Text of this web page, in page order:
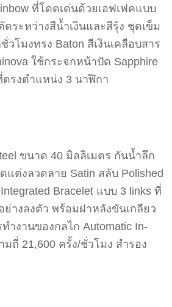
ที่โดดเด่นด้วยเอฟเฟคแบบ
ดระหว่างสีน้ำเงินและสีรุ้ง ชุดเข็ม
โมงทรง Baton สีเงินเคลือบสาร
ใช้กระจกหน้าปัด Sapphire
รงตำแหน่ง 3 นาฬิกา
ขนาด 40 มิลลิเมตร กันน้ำลึก
แต่งลวดลาย Satin สลับ Polished
Bracelet แบบ 3 links ที่
ย่างลงตัว พร้อมฝาหลังขันเกลียว
ำงานของกลไก Automatic In-
มถี่ 21,600 ครั้ง/ชั่วโมง สำรอง